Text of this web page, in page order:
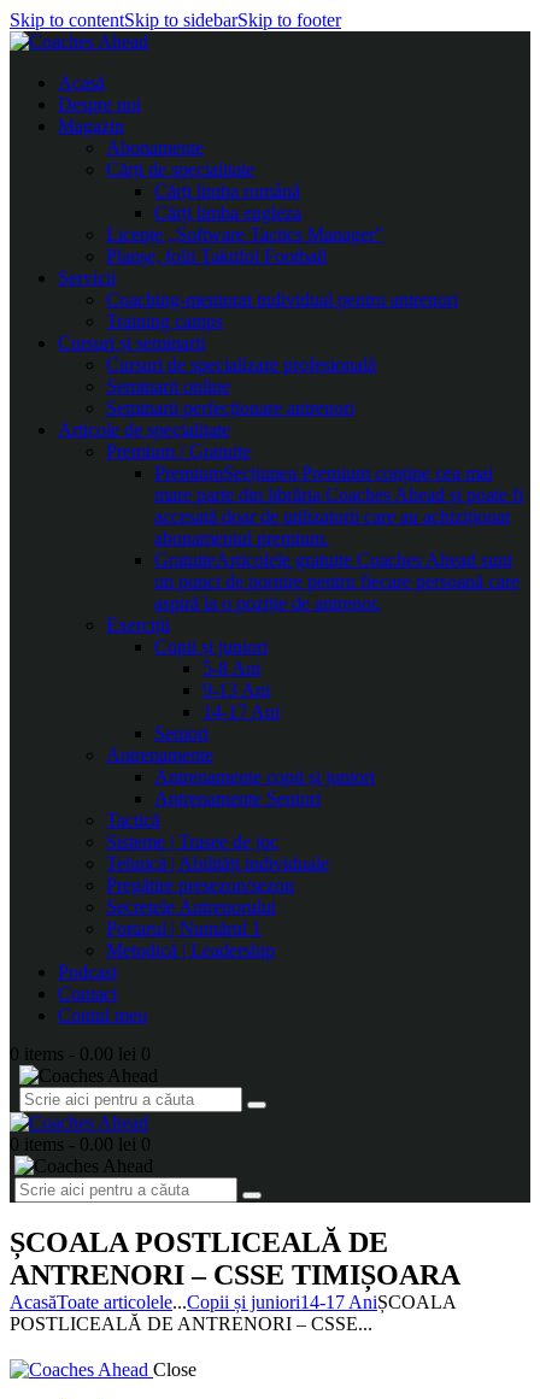
Skip to contentSkip to sidebarSkip to footer
Acasă
Despre noi
Magazin
Abonamente
Cărți de specialitate
Cărți limba română
Cărți limba engleza
Licențe „Software Tactics Manager”
Planșe, folii Taktifol Football
Servicii
Coaching-mentorat individual pentru antrenori
Training camps
Cursuri și seminarii
Cursuri de specializare profesională
Seminarii online
Seminarii perfecționare antrenori
Articole de specialitate
Premium / Gratuite
PremiumSecțiunea Premium conține cea mai
mare parte din librăria Coaches Ahead și poate fi
accesată doar de utilizatorii care au achiziționat
abonamentul premium.
GratuiteArticolele gratuite Coaches Ahead sunt
un punct de pornire pentru fiecare persoană care
aspiră la o poziție de antrenor.
Exerciții
Copii și juniori
5-8 Ani
9-13 Ani
14-17 Ani
Seniori
Antrenamente
Antrenamente copii și juniori
Antrenamente Seniori
Tactică
Sisteme | Trasee de joc
Tehnică | Abilități individuale
Pregătire presezon/sezon
Secretele Antrenorului
Portarul | Numărul 1
Metodică | Leadership
Podcast
Contact
Contul meu
0 items - 0.00 lei 0
0 items - 0.00 lei 0
ȘCOALA POSTLICEALĂ DE
ANTRENORI – CSSE TIMIȘOARA
AcasăToate articolele...Copii și juniori14-17 AniȘCOALA
POSTLICEALĂ DE ANTRENORI – CSSE...
Close